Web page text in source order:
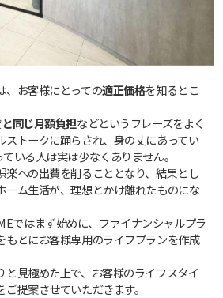
、お客様にとっての適正価格を知るとこ
同じ月額負担などというフレーズをよく
ストークに踊らされ、身の丈にあってい
いる人は実は少なくありません。
楽への出費を削ることとなり、結果とし
ーム生活が、理想とかけ離れたものにな
ではまず始めに、ファイナンシャルプラ
もとにお客様専用のライフプランを作成
と見極めた上で、お客様のライフスタイ
提案させていただきます。